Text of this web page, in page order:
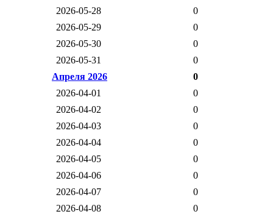
2026-05-28
0
2026-05-29
0
2026-05-30
0
2026-05-31
0
Апреля 2026
0
2026-04-01
0
2026-04-02
0
2026-04-03
0
2026-04-04
0
2026-04-05
0
2026-04-06
0
2026-04-07
0
2026-04-08
0